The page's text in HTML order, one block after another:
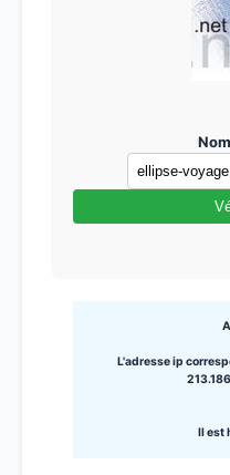
L'adresse ip
Il est